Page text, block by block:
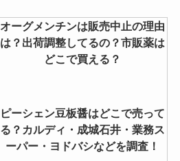
オーグメンチンは販売中止の理由
は？出荷調整してるの？市販薬は
どこで買える？
ピーシェン豆板醤はどこで売って
る？カルディ・成城石井・業務ス
ーパー・ヨドバシなどを調査！